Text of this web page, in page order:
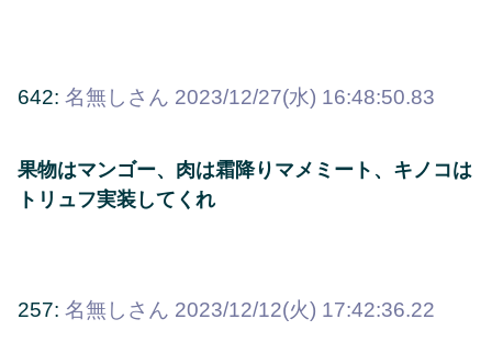
642: 名無しさん 2023/12/27(水) 16:48:50.83
果物はマンゴー、肉は霜降りマメミート、キノコは
トリュフ実装してくれ
257: 名無しさん 2023/12/12(火) 17:42:36.22